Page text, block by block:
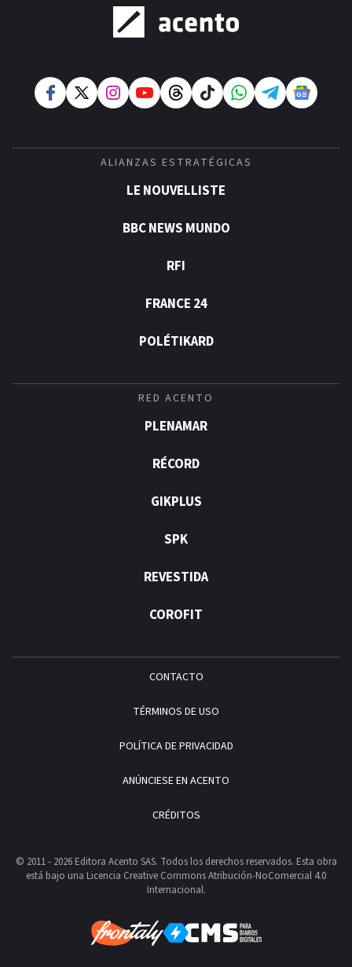
ALIANZAS ESTRATÉGICAS
LE NOUVELLISTE
BBC NEWS MUNDO
RFI
FRANCE 24
POLÉTIKARD
RED ACENTO
PLENAMAR
RÉCORD
GIKPLUS
SPK
REVESTIDA
COROFIT
CONTACTO
TÉRMINOS DE USO
POLÍTICA DE PRIVACIDAD
ANÚNCIESE EN ACENTO
CRÉDITOS
© 2011 - 2026 Editora Acento SAS. Todos los derechos reservados. Esta obra
está bajo una Licencia Creative Commons Atribución-NoComercial 4.0
Internacional.